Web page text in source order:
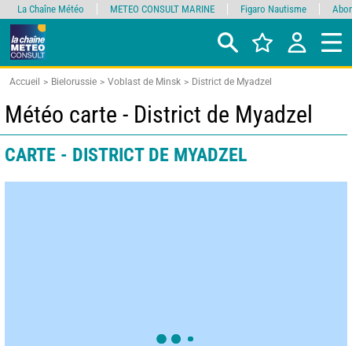
Accueil Bielorussie Voblast de Minsk District de Myadzel
Météo carte - District de Myadzel
CARTE - DISTRICT DE MYADZEL
La Chaîne Météo METEO CONSULT MARINE Figaro Nautisme